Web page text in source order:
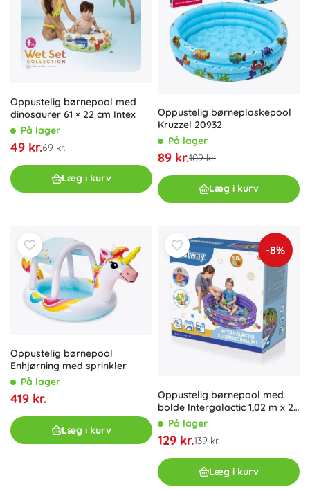
Oppustelig børnepool med
dinosaurer 61 × 22 cm Intex
På lager
49 kr.69 kr.
Læg i kurv
Oppustelig børneplaskepool
Kruzzel 20932
På lager
89 kr.109 kr.
Læg i kurv
Oppustelig børnepool
Enhjørning med sprinkler
På lager
419 kr.
Læg i kurv
-8%
Oppustelig børnepool med
bolde Intergalactic 1,02 m x 25
cmPå lager
129 kr.139 kr.
Læg i kurv